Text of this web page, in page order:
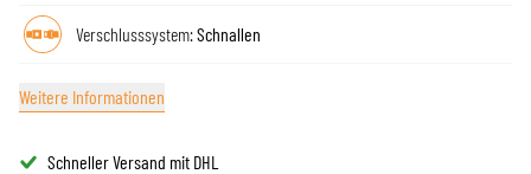
Verschlusssystem:Schnallen
Weitere Informationen
Schneller Versand mit DHL